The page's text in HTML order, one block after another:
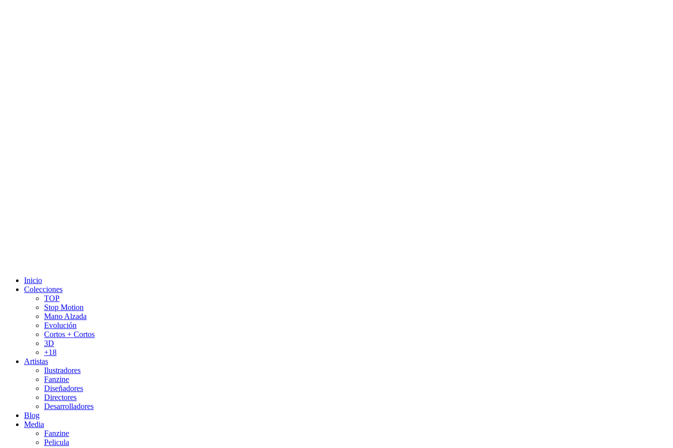
Inicio
Colecciones
TOP
Stop Motion
Mano Alzada
Evolución
Cortos + Cortos
3D
+18
Artistas
Ilustradores
Fanzine
Diseñadores
Directores
Desarrolladores
Blog
Media
Fanzine
Pelicula